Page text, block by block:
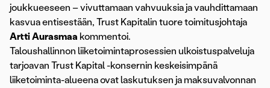
joukkueeseen – vivuttamaan vahvuuksia ja vauhdittamaan
kasvua entisestään, Trust Kapitalin tuore toimitusjohtaja
Artti Aurasmaa kommentoi.
Taloushallinnon liiketoimintaprosessien ulkoistuspalveluja
tarjoavan Trust Kapital -konsernin keskeisimpänä
liiketoiminta-alueena ovat laskutuksen ja maksuvalvonnan